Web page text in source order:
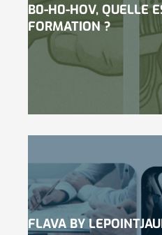
B0-H0-HOV, QUELLE
FORMATION ?
FLAVA BY